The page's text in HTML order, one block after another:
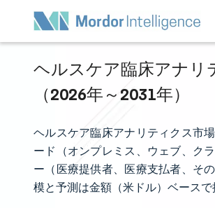
ヘルスケア臨床アナリ
（2026年～2031年）
ヘルスケア臨床アナリティクス市
ード（オンプレミス、ウェブ、ク
ー（医療提供者、医療支払者、そ
模と予測は金額（米ドル）ベースで